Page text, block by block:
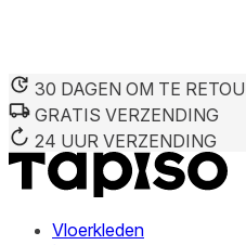
30 DAGEN OM TE
GRATIS VERZENDING
24 UUR VERZENDING
Vloerkleden